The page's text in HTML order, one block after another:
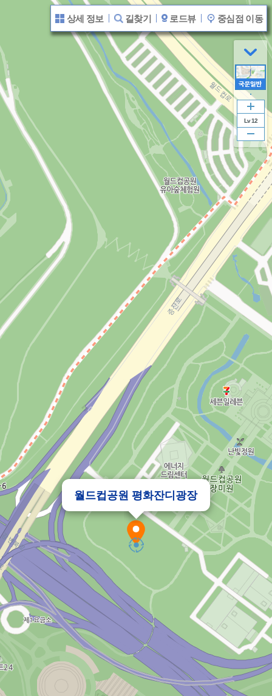
기
닫
기
Lv 12
월드컵공원 평화잔디광장
상세 정보 길찾기 로드뷰 중심점 이동